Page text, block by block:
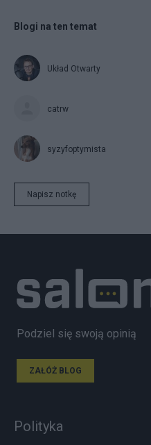
Blogi na ten temat
Układ Otwarty
catrw
syzyfoptymista
Napisz notkę
Podziel się swoją opinią
ZAŁÓŻ BLOG
Polityka